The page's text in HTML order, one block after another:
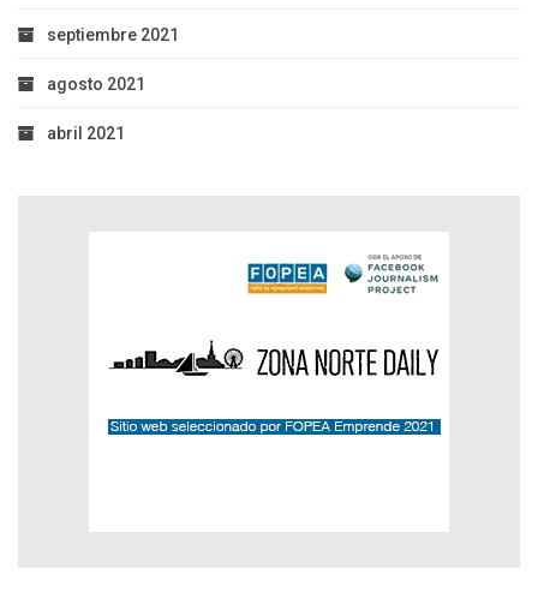
septiembre 2021
agosto 2021
abril 2021